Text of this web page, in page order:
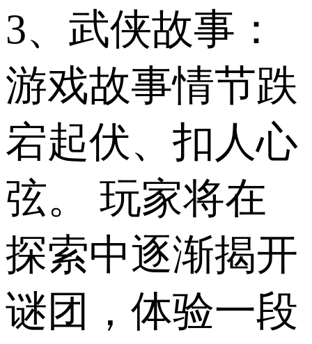
3、武侠故事：
游戏故事情节跌
宕起伏、扣人心
弦。 玩家将在
探索中逐渐揭开
谜团，体验一段